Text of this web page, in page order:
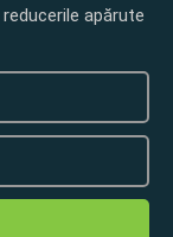
apărute